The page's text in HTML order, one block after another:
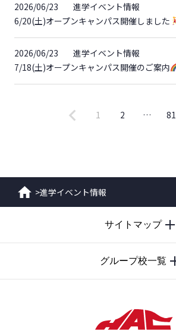
6/20(土)オープンキャンパス開催しました
2026/06/23 進学イベント情報
7/18(土)オープンキャンパス開催のご案内
2026/06/23 進学イベント情報
1 2 … 81
ホーム
>進学イベント情報
サイトマップ
グループ校一覧